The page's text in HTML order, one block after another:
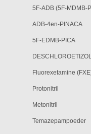
5F-ADB (5F-MDMB-
ADB-4en-PINACA
5F-EDMB-PICA
Fluorexetamine
Protonitril
Metonitril
Temazepampoeder